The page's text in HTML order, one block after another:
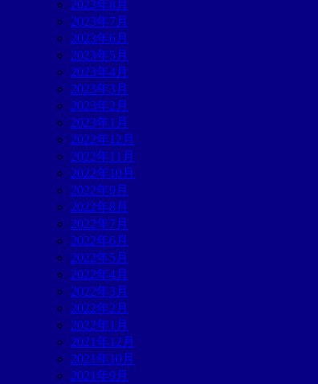
2023年8月
2023年7月
2023年6月
2023年5月
2023年4月
2023年3月
2023年2月
2023年1月
2022年12月
2022年11月
2022年10月
2022年9月
2022年8月
2022年7月
2022年6月
2022年5月
2022年4月
2022年3月
2022年2月
2022年1月
2021年12月
2021年10月
2021年9月